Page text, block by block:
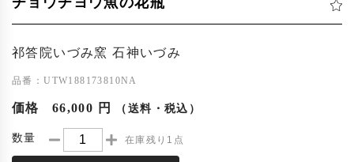
祁答院いづみ窯 石神いづみ
品番：UTW188173810NA
価格 66,000 円 （送料・税込）
数量 在庫残り1点